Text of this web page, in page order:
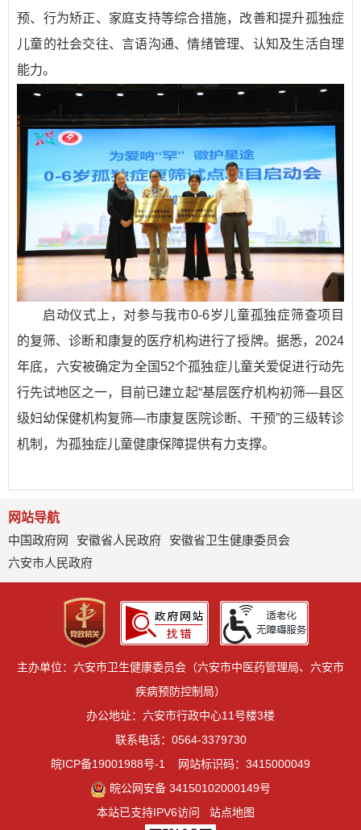
预、行为矫正、家庭支持等综合措施，改善和提升孤独症
儿童的社会交往、言语沟通、情绪管理、认知及生活自理
能力。
启动仪式上，对参与我市0-6岁儿童孤独症筛查项目
的复筛、诊断和康复的医疗机构进行了授牌。据悉，2024
年底，六安被确定为全国52个孤独症儿童关爱促进行动先
行先试地区之一，目前已建立起“基层医疗机构初筛—县区
级妇幼保健机构复筛—市康复医院诊断、干预”的三级转诊
机制，为孤独症儿童健康保障提供有力支撑。
网站导航
中国政府网
安徽省人民政府
安徽省卫生健康委员会
六安市人民政府
主办单位：六安市卫生健康委员会（六安市中医药管理局、六安市
疾病预防控制局）
办公地址：六安市行政中心11号楼3楼
联系电话：0564-3379730
皖ICP备19001988号-1
网站标识码：3415000049
皖公网安备 34150102000149号
本站已支持IPV6访问
站点地图